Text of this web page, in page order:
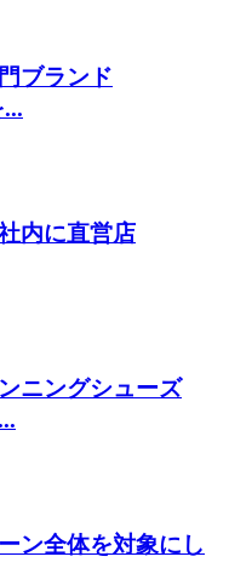
ブランド
内に直営店
ニングシューズ
ン全体を対象にし